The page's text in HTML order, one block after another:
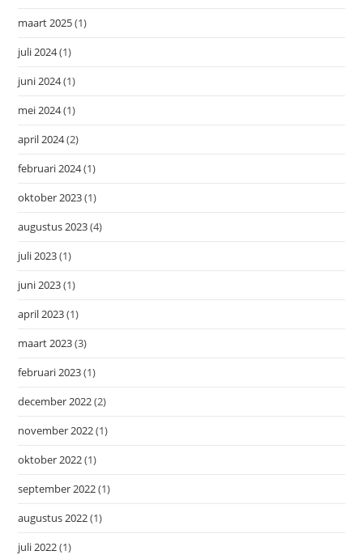
maart 2025(1)
juli 2024(1)
juni 2024(1)
mei 2024(1)
april 2024(2)
februari 2024(1)
oktober 2023(1)
augustus 2023(4)
juli 2023(1)
juni 2023(1)
april 2023(1)
maart 2023(3)
februari 2023(1)
december 2022(2)
november 2022(1)
oktober 2022(1)
september 2022(1)
augustus 2022(1)
juli 2022(1)